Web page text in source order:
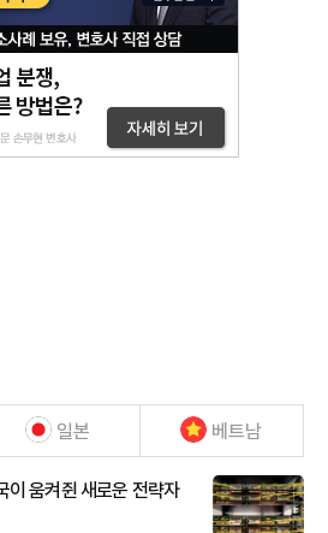
일본 베트남
움켜쥔 새로운 전략자